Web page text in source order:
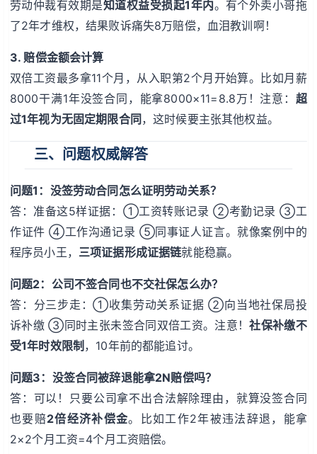
劳动仲裁有效期是知道权益受损起1年内。有个外卖小哥拖
了2年才维权，结果败诉痛失8万赔偿，血泪教训啊！
3. 赔偿金额会计算
双倍工资最多拿11个月，从入职第2个月开始算。比如月薪
8000干满1年没签合同，能拿8000×11=8.8万！注意： 超
过1年视为无固定期限合同，这时候要主张其他权益。
三、问题权威解答
问题1：没签劳动合同怎么证明劳动关系？
答：准备这5样证据：①工资转账记录 ②考勤记录 ③工
作证件 ④工作沟通记录 ⑤同事证人证言。就像案例中的
程序员小王， 三项证据形成证据链就能稳赢。
问题2：公司不签合同也不交社保怎么办？
答：分三步走：①收集劳动关系证据 ②向当地社保局投
诉补缴 ③同时主张未签合同双倍工资。注意！社保补缴不
受1年时效限制 ，10年前的都能追讨。
问题3：没签合同被辞退能拿2N赔偿吗？
答：可以！只要公司拿不出合法解除理由，就算没签合同
也要赔2倍经济补偿金。比如工作2年被违法辞退，能拿
2×2个月工资=4个月工资赔偿。